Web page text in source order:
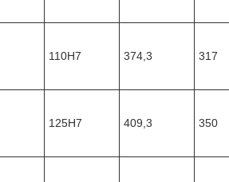
110Н7 374,3 317
125Н7 409,3 350